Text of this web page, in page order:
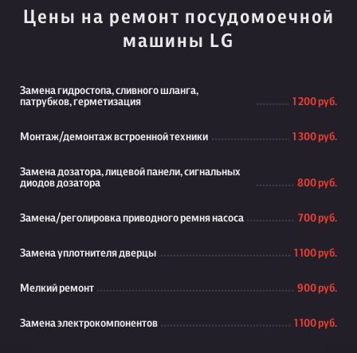
Цены на ремонт посудомоечной
машины LG
Замена гидростопа, сливного шланга,
патрубков, герметизация
1 200 руб.
Монтаж/демонтаж встроенной техники 1 300 руб.
Замена дозатора, лицевой панели, сигнальных
диодов дозатора
800 руб.
Замена/реголировка приводного ремня насоса 700 руб.
Замена уплотнителя дверцы 1 100 руб.
Мелкий ремонт 900 руб.
Замена электрокомпонентов 1 100 руб.